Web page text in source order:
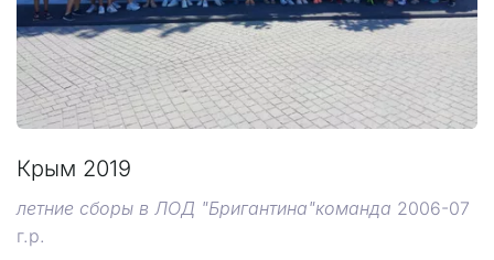
Крым 2019
летние сборы в ЛОД "Бригантина"команда 2006-07
г.р.